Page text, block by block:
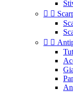
 
 